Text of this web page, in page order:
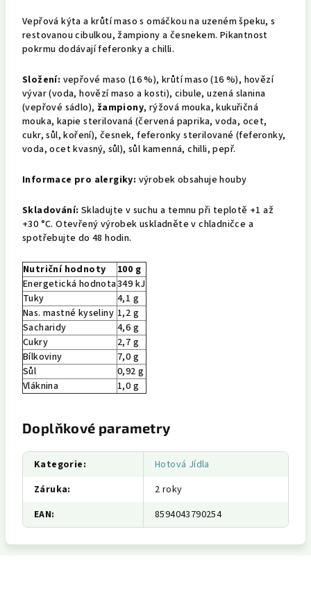
Vepřová kýta a krůtí maso s omáčkou na uzeném špeku, s
restovanou cibulkou, žampiony a česnekem. Pikantnost
pokrmu dodávají feferonky a chilli.
Složení: vepřové maso (16 %), krůtí maso (16 %), hovězí
vývar (voda, hovězí maso a kosti), cibule, uzená slanina
(vepřové sádlo), žampiony, rýžová mouka, kukuřičná
mouka, kapie sterilovaná (červená paprika, voda, ocet,
cukr, sůl, koření), česnek, feferonky sterilované (feferonky,
voda, ocet kvasný, sůl), sůl kamenná, chilli, pepř.
Informace pro alergiky: výrobek obsahuje houby
Skladování: Skladujte v suchu a temnu při teplotě +1 až
+30 °C. Otevřený výrobek uskladněte v chladničce a
spotřebujte do 48 hodin.
Nutriční hodnoty
100 g
Energetická hodnota349 kJ
Tuky
4,1 g
Nas. mastné kyseliny 1,2 g
Sacharidy
4,6 g
Cukry
2,7 g
Bílkoviny
7,0 g
Sůl
0,92 g
Vláknina
1,0 g
Doplňkové parametry
Kategorie:
Hotová Jídla
Záruka:
2 roky
EAN: 8594043790254